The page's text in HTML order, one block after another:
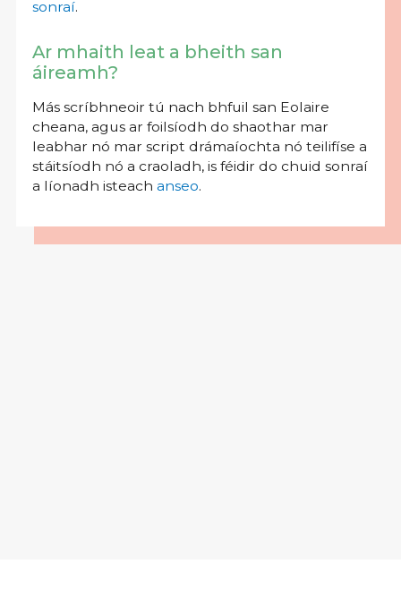
sonraí.
Ar mhaith leat a bheith san
áireamh?
Más scríbhneoir tú nach bhfuil san Eolaire
cheana, agus ar foilsíodh do shaothar mar
leabhar nó mar script drámaíochta nó teilifíse a
stáitsíodh nó a craoladh, is féidir do chuid sonraí
a líonadh isteach anseo.